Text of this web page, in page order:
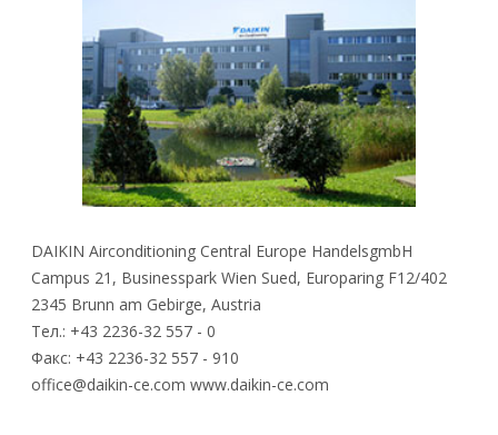
DAIKIN Airconditioning Central Europe HandelsgmbH
Campus 21, Businesspark Wien Sued, Europaring F12/402
2345 Brunn am Gebirge, Austria
Тел.: +43 2236-32 557 - 0
Факс: +43 2236-32 557 - 910
office@daikin-ce.com www.daikin-ce.com